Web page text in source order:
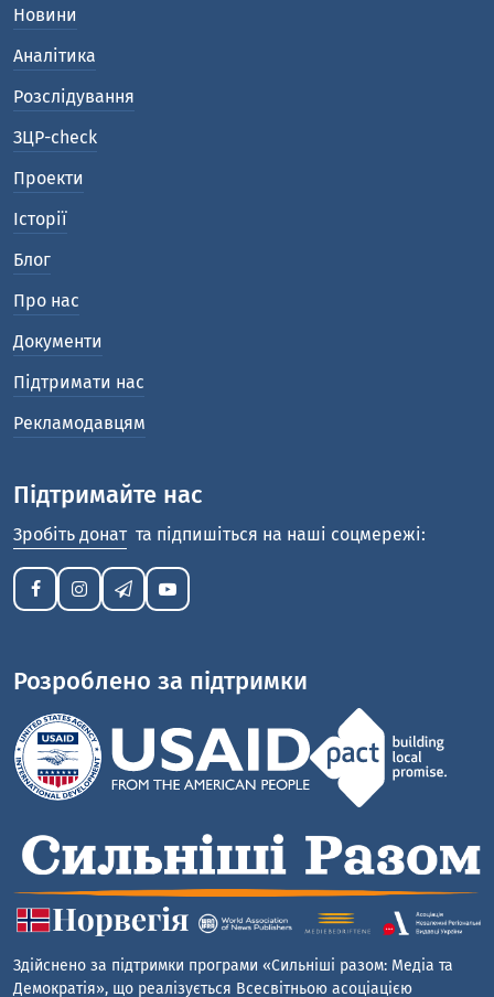
Новини
Аналітика
Розслідування
ЗЦР-check
Проекти
Історії
Блог
Про нас
Документи
Підтримати нас
Рекламодавцям
Підтримайте нас
Зробіть донат та підпишіться на наші соцмережі:
Розроблено за підтримки
Здійснено за підтримки програми «Сильніші разом: Медіа та
Демократія», що реалізується Всесвітньою асоціацією